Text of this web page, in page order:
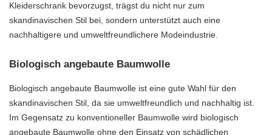
Kleiderschrank bevorzugst, trägst du nicht nur zum
skandinavischen Stil bei, sondern unterstützt auch eine
nachhaltigere und umweltfreundlichere Modeindustrie.
Biologisch angebaute Baumwolle
Biologisch angebaute Baumwolle ist eine gute Wahl für den
skandinavischen Stil, da sie umweltfreundlich und nachhaltig ist.
Im Gegensatz zu konventioneller Baumwolle wird biologisch
angebaute Baumwolle ohne den Einsatz von schädlichen